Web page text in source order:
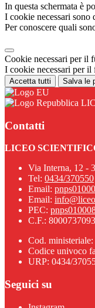
In questa schermata è
I cookie necessari
Per conoscere quali
Cookie necessari per il
I cookie necessari per il
Accetta tutti Salva le
Contatti
LICEO
Via Interna, 12 -
Tel: 0434/370550
Email:
Email:
PEC:
C.F.:
Cod.
Codice univoco
URP: 0434/
Seguici su